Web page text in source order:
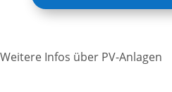
Weitere Infos über PV-Anlagen